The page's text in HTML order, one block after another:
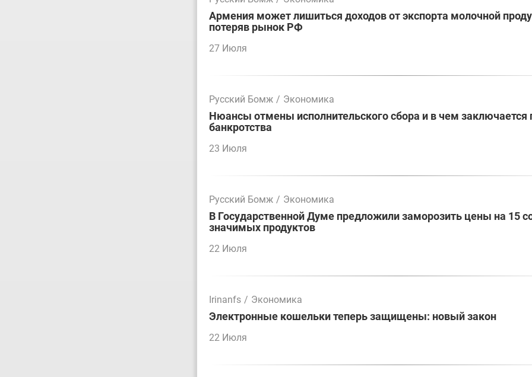
Армения может лишиться доходов от экспорта молочной
потеряв рынок РФ
27 Июля
Русский Бомж / Экономика
Нюансы отмены исполнительского сбора и в чем заключается
банкротства
23 Июля
Русский Бомж / Экономика
В Государственной Думе предложили заморозить цены на 15
значимых продуктов
22 Июля
Irinanfs / Экономика
Электронные кошельки теперь защищены: новый закон
22 Июля